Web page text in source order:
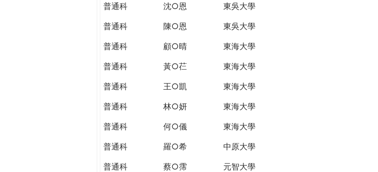
普通科
沈○恩 東吳大學
普通科
陳○恩 東吳大學
普通科
顧○晴 東海大學
普通科
黃○芢 東海大學
普通科
王○凱 東海大學
普通科
林○妍 東海大學
普通科
何○儀 東海大學
普通科
羅○希 中原大學
普通科
蔡○霈 元智大學